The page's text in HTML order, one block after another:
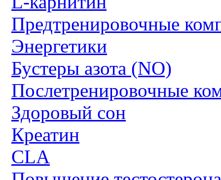
Предтренировочные
Энергетики
Бустеры азота (NO)
Послетренировочные
Здоровый сон
Креатин
CLA